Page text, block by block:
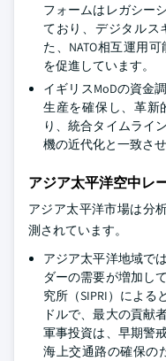
フォームはレガシー
ており、デジタルス
た、NATO相互運用
を促進しています。
イギリスMoDの資金
生産を確保し、革新
り、統合タイムライ
機の近代化と一致さ
アジア太平洋空中レ
アジア太平洋市場は分
測されています。
アジア太平洋地域で
ダーの需要が増加し
究所（SIPRI）による
ドルで、最大の貢献
軍事投資は、早期警
海上交通路の確保の